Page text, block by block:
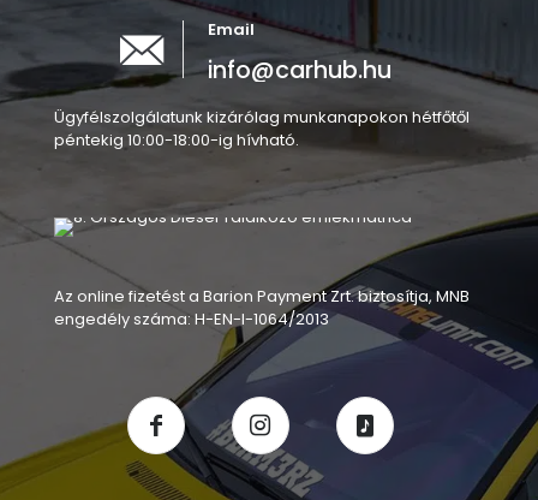
Email
info@carhub.hu
Ügyfélszolgálatunk kizárólag munkanapokon hétfőtől
péntekig 10:00-18:00-ig hívható.
Az online fizetést a Barion Payment Zrt. biztosítja, MNB
engedély száma: H-EN-I-1064/2013